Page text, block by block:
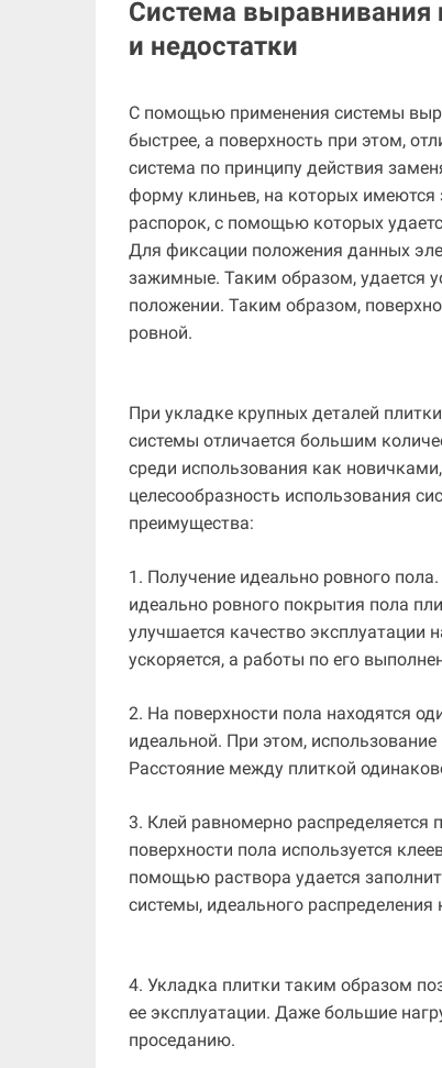
Система выравнивания
и недостатки
С помощью применения системы
быстрее, а поверхность при этом,
система по принципу действия
форму клиньев, на которых
распорок, с помощью которых
Для фиксации положения данных
зажимные. Таким образом, удается
положении. Таким образом,
ровной.
При укладке крупных деталей
системы отличается большим
среди использования как
целесообразность использования
преимущества:
1. Получение идеально ровного
идеально ровного покрытия пола
улучшается качество эксплуатации
ускоряется, а работы по его
2. На поверхности пола находятся
идеальной. При этом,
Расстояние между плиткой
3. Клей равномерно распределяется
поверхности пола используется
помощью раствора удается
системы, идеального распределения
4. Укладка плитки таким образом
ее эксплуатации. Даже большие
проседанию.